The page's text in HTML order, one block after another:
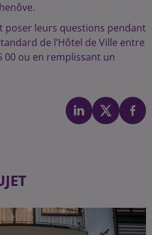
poser leurs questions pendant
de l’Hôtel de Ville entre
00 ou en remplissant un